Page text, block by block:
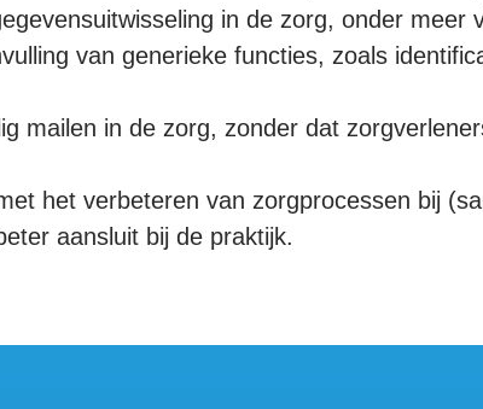
in de zorg, onder meer
van generieke functies, zoals
mailen in de zorg, zonder dat
het verbeteren van zorgprocessen bij
aansluit bij de praktijk.